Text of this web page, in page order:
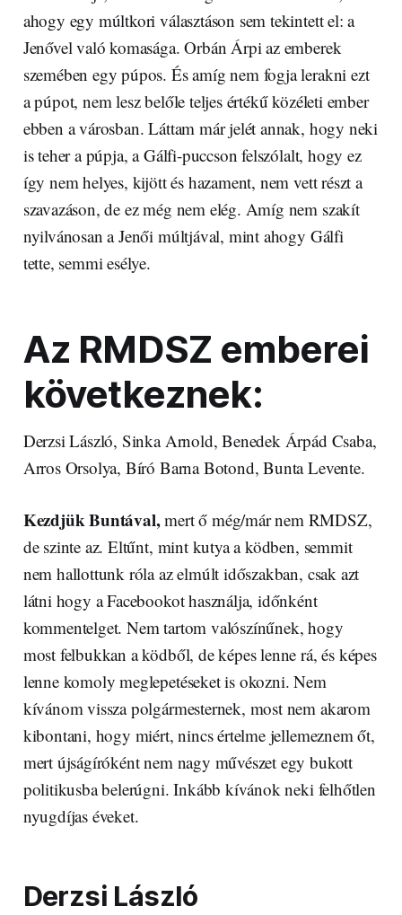
ahogy egy múltkori választáson sem tekintett el: a
Jenővel való komasága. Orbán Árpi az emberek
szemében egy púpos. És amíg nem fogja lerakni ezt
a púpot, nem lesz belőle teljes értékű közéleti ember
ebben a városban. Láttam már jelét annak, hogy neki
is teher a púpja, a Gálfi-puccson felszólalt, hogy ez
így nem helyes, kijött és hazament, nem vett részt a
szavazáson, de ez még nem elég. Amíg nem szakít
nyilvánosan a Jenői múltjával, mint ahogy Gálfi
tette, semmi esélye.
Az RMDSZ emberei
következnek:
Derzsi László, Sinka Arnold, Benedek Árpád Csaba,
Arros Orsolya, Bíró Barna Botond, Bunta Levente.
Kezdjük Buntával,mert ő még/már nem RMDSZ,
de szinte az. Eltűnt, mint kutya a ködben, semmit
nem hallottunk róla az elmúlt időszakban, csak azt
látni hogy a Facebookot használja, időnként
kommentelget. Nem tartom valószínűnek, hogy
most felbukkan a ködből, de képes lenne rá, és képes
lenne komoly meglepetéseket is okozni. Nem
kívánom vissza polgármesternek, most nem akarom
kibontani, hogy miért, nincs értelme jellemeznem őt,
mert újságíróként nem nagy művészet egy bukott
politikusba belerúgni. Inkább kívánok neki felhőtlen
nyugdíjas éveket.
Derzsi László